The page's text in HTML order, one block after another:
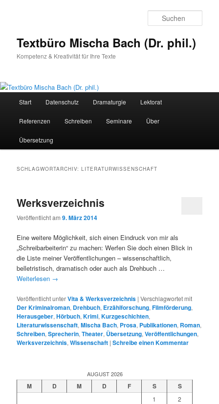
Textbüro Mischa Bach (Dr. phil.)
Kompetenz & Kreativität für Ihre Texte
Start Datenschutz Dramaturgie Lektorat
Referenzen Schreiben Seminare Über
Übersetzung
SCHLAGWORTARCHIV:LITERATURWISSENSCHAFT
Werksverzeichnis
Veröffentlicht am9. März 2014
Eine weitere Möglichkeit, sich einen Eindruck von mir als
„Schreibarbeiterin“ zu machen: Werfen Sie doch einen Blick in
die Liste meiner Veröffentlichungen – wissenschaftlich,
belletristisch, dramatisch oder auch als Drehbuch …
Weiterlesen →
Veröffentlicht unterVita & Werksverzeichnis |Verschlagwortet mit
Der Kriminalroman, Drehbuch, Erzählforschung,Filmförderung,
Herausgeber,Hörbuch,Krimi,Kurzgeschichten,
Literaturwissenschaft,Mischa Bach, Prosa, Publikationen, Roman,
Schreiben,Sprecherin,Theater, Übersetzung,Veröffentlichungen,
Werksverzeichnis,Wissenschaft |Schreibe einen Kommentar
AUGUST 2026
M D M D F S S
1 2